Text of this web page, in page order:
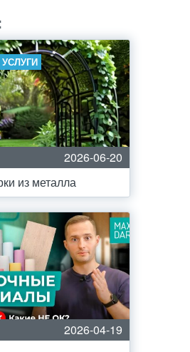
2026-06-20
из металла
2026-04-19